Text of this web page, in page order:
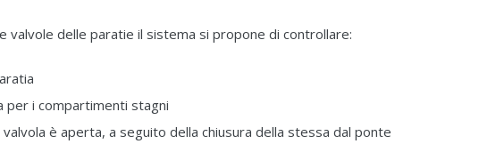
valvole delle paratie il sistema si propone di controllare:
per i compartimenti stagni
valvola è aperta, a seguito della chiusura della stessa dal ponte